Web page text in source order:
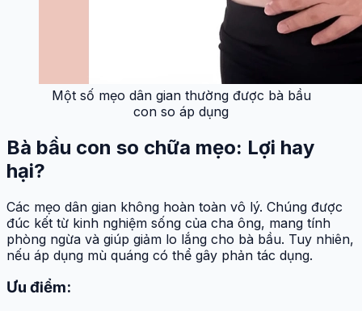
Một số mẹo dân gian thường được bà bầu
con so áp dụng
Bà bầu con so chữa mẹo: Lợi hay
hại?
Các mẹo dân gian không hoàn toàn vô lý. Chúng được
đúc kết từ kinh nghiệm sống của cha ông, mang tính
phòng ngừa và giúp giảm lo lắng cho bà bầu. Tuy nhiên,
nếu áp dụng mù quáng có thể gây phản tác dụng.
Ưu điểm: